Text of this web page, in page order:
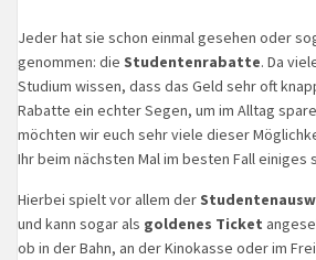
Jeder hat sie schon einmal gesehen oder
genommen: die Studentenrabatte. Da
Studium wissen, dass das Geld sehr oft
Rabatte ein echter Segen, um im Alltag
möchten wir euch sehr viele dieser
Ihr beim nächsten Mal im besten Fall einiges
Hierbei spielt vor allem der
und kann sogar als goldenes Ticket
ob in der Bahn, an der Kinokasse oder im